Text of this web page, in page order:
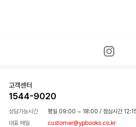
고객센터
1544-9020
상담가능시간 평일 09:00 ~ 18:00 / 점심시간
대표 메일
customer@ypbooks.co.kr